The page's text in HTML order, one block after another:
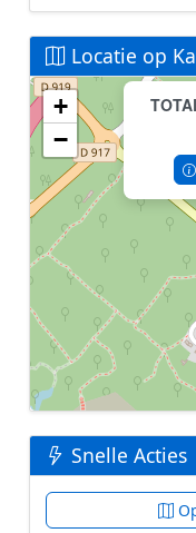
Locatie op
Geen
Dit station heeft geen GPS
+
−
Snelle Acties